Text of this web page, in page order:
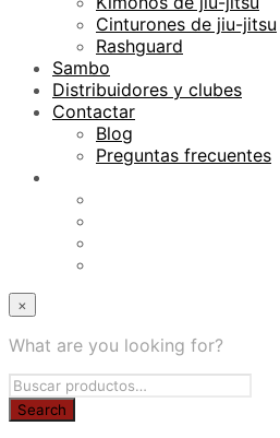
Cinturones de jiu-jitsu
Rashguard
Sambo
Distribuidores y clubes
Contactar
Blog
Preguntas frecuentes
×
What are you looking for?